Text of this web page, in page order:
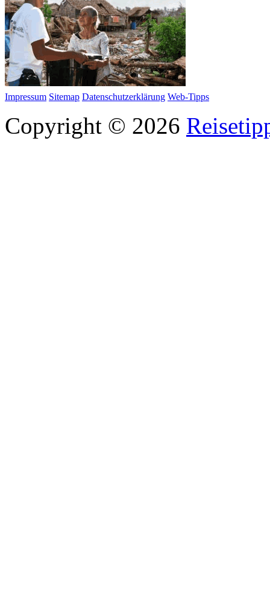
Impressum Sitemap Datenschutzerklärung Web-Tipps
Copyright © 2026